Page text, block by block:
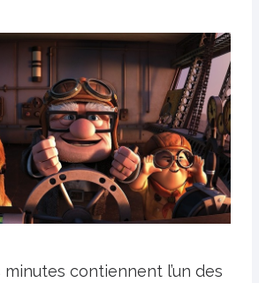
contiennent l’un des